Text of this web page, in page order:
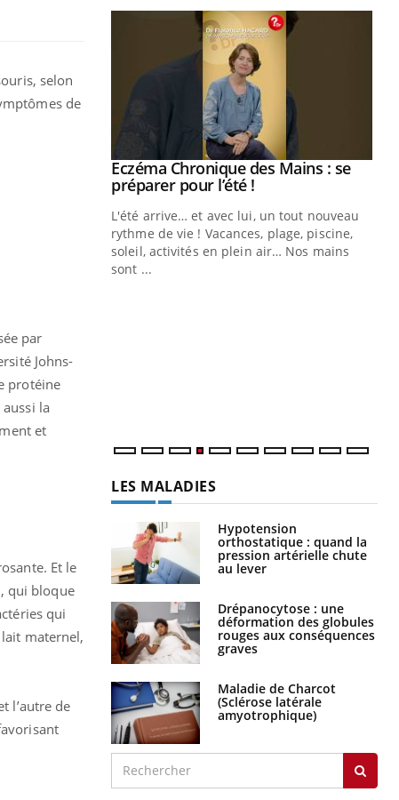
selon
de
par
Johns-
protéine
la
et
Et le
qui bloque
qui
maternel,
l’autre de
Youtube
Eczéma Chronique des Mains : se
préparer pour l’été !Youtube
L'été arrive… et avec lui, un tout nouveau
rythme de vie ! Vacances, plage, piscine,
soleil, activités en plein air… Nos mains
sont ...
Youtube
Diabète & Ramadan 2026Youtube
Le Ramadan approche, et, pour de
nombreuses personnes atteintes de
diabète, c'est une période de questions, de
défis, mais ...
LES MALADIES
Hypotension
orthostatique : quand la
pression artérielle chute
au lever
Drépanocytose : une
déformation des globules
rouges aux conséquences
graves
Maladie de Charcot
(Sclérose latérale
amyotrophique)